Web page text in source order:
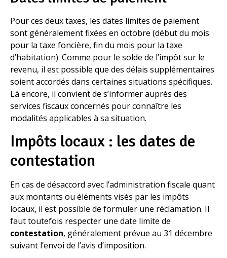
Pour ces deux taxes, les dates limites de paiement
sont généralement fixées en octobre (début du mois
pour la taxe foncière, fin du mois pour la taxe
d’habitation). Comme pour le solde de l’impôt sur le
revenu, il est possible que des délais supplémentaires
soient accordés dans certaines situations spécifiques.
Là encore, il convient de s’informer auprès des
services fiscaux concernés pour connaître les
modalités applicables à sa situation.
Impôts locaux : les dates de
contestation
En cas de désaccord avec l’administration fiscale quant
aux montants ou éléments visés par les impôts
locaux, il est possible de formuler une réclamation. Il
faut toutefois respecter une date limite de
contestation, généralement prévue au 31 décembre
suivant l’envoi de l’avis d’imposition.